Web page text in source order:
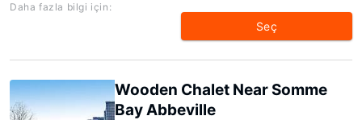
Daha fazla bilgi için:
Seç
Wooden Chalet Near Somme
Bay Abbeville